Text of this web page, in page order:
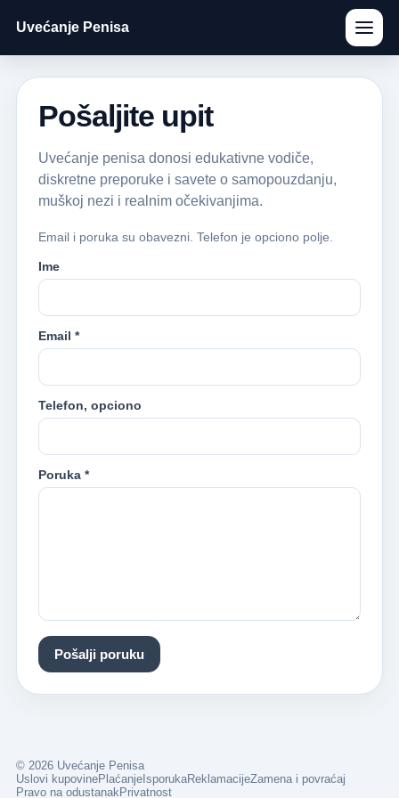
Uvećanje Penisa
Pošaljite upit
Uvećanje penisa donosi edukativne vodiče,
diskretne preporuke i savete o samopouzdanju,
muškoj nezi i realnim očekivanjima.
Email i poruka su obavezni. Telefon je opciono polje.
Ime
Email *
Telefon, opciono
Poruka *
Pošalji poruku
© 2026 Uvećanje Penisa
Uslovi kupovinePlaćanje IsporukaReklamacijeZamena i povraćaj
Pravo na odustanakPrivatnost